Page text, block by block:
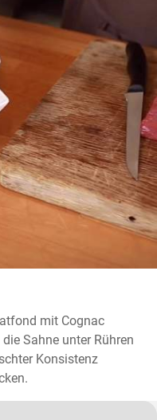
mit Cognac
Sahne unter Rühren
Konsistenz